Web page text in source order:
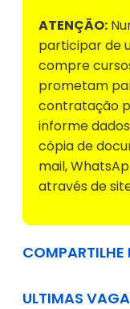
ATENÇÃO:
participar de
compre
prometam
contratação
informe
cópia de
mail,
através de
ULTIMAS